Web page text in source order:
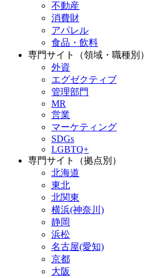
不動産
消費財
アパレル
食品・飲料
専門サイト（領域・職種別）
外資
エグゼクティブ
管理部門
MR
営業
マーケティング
SDGs
LGBTQ+
専門サイト（拠点別）
北海道
東北
北関東
横浜(神奈川)
静岡
浜松
名古屋(愛知)
京都
大阪